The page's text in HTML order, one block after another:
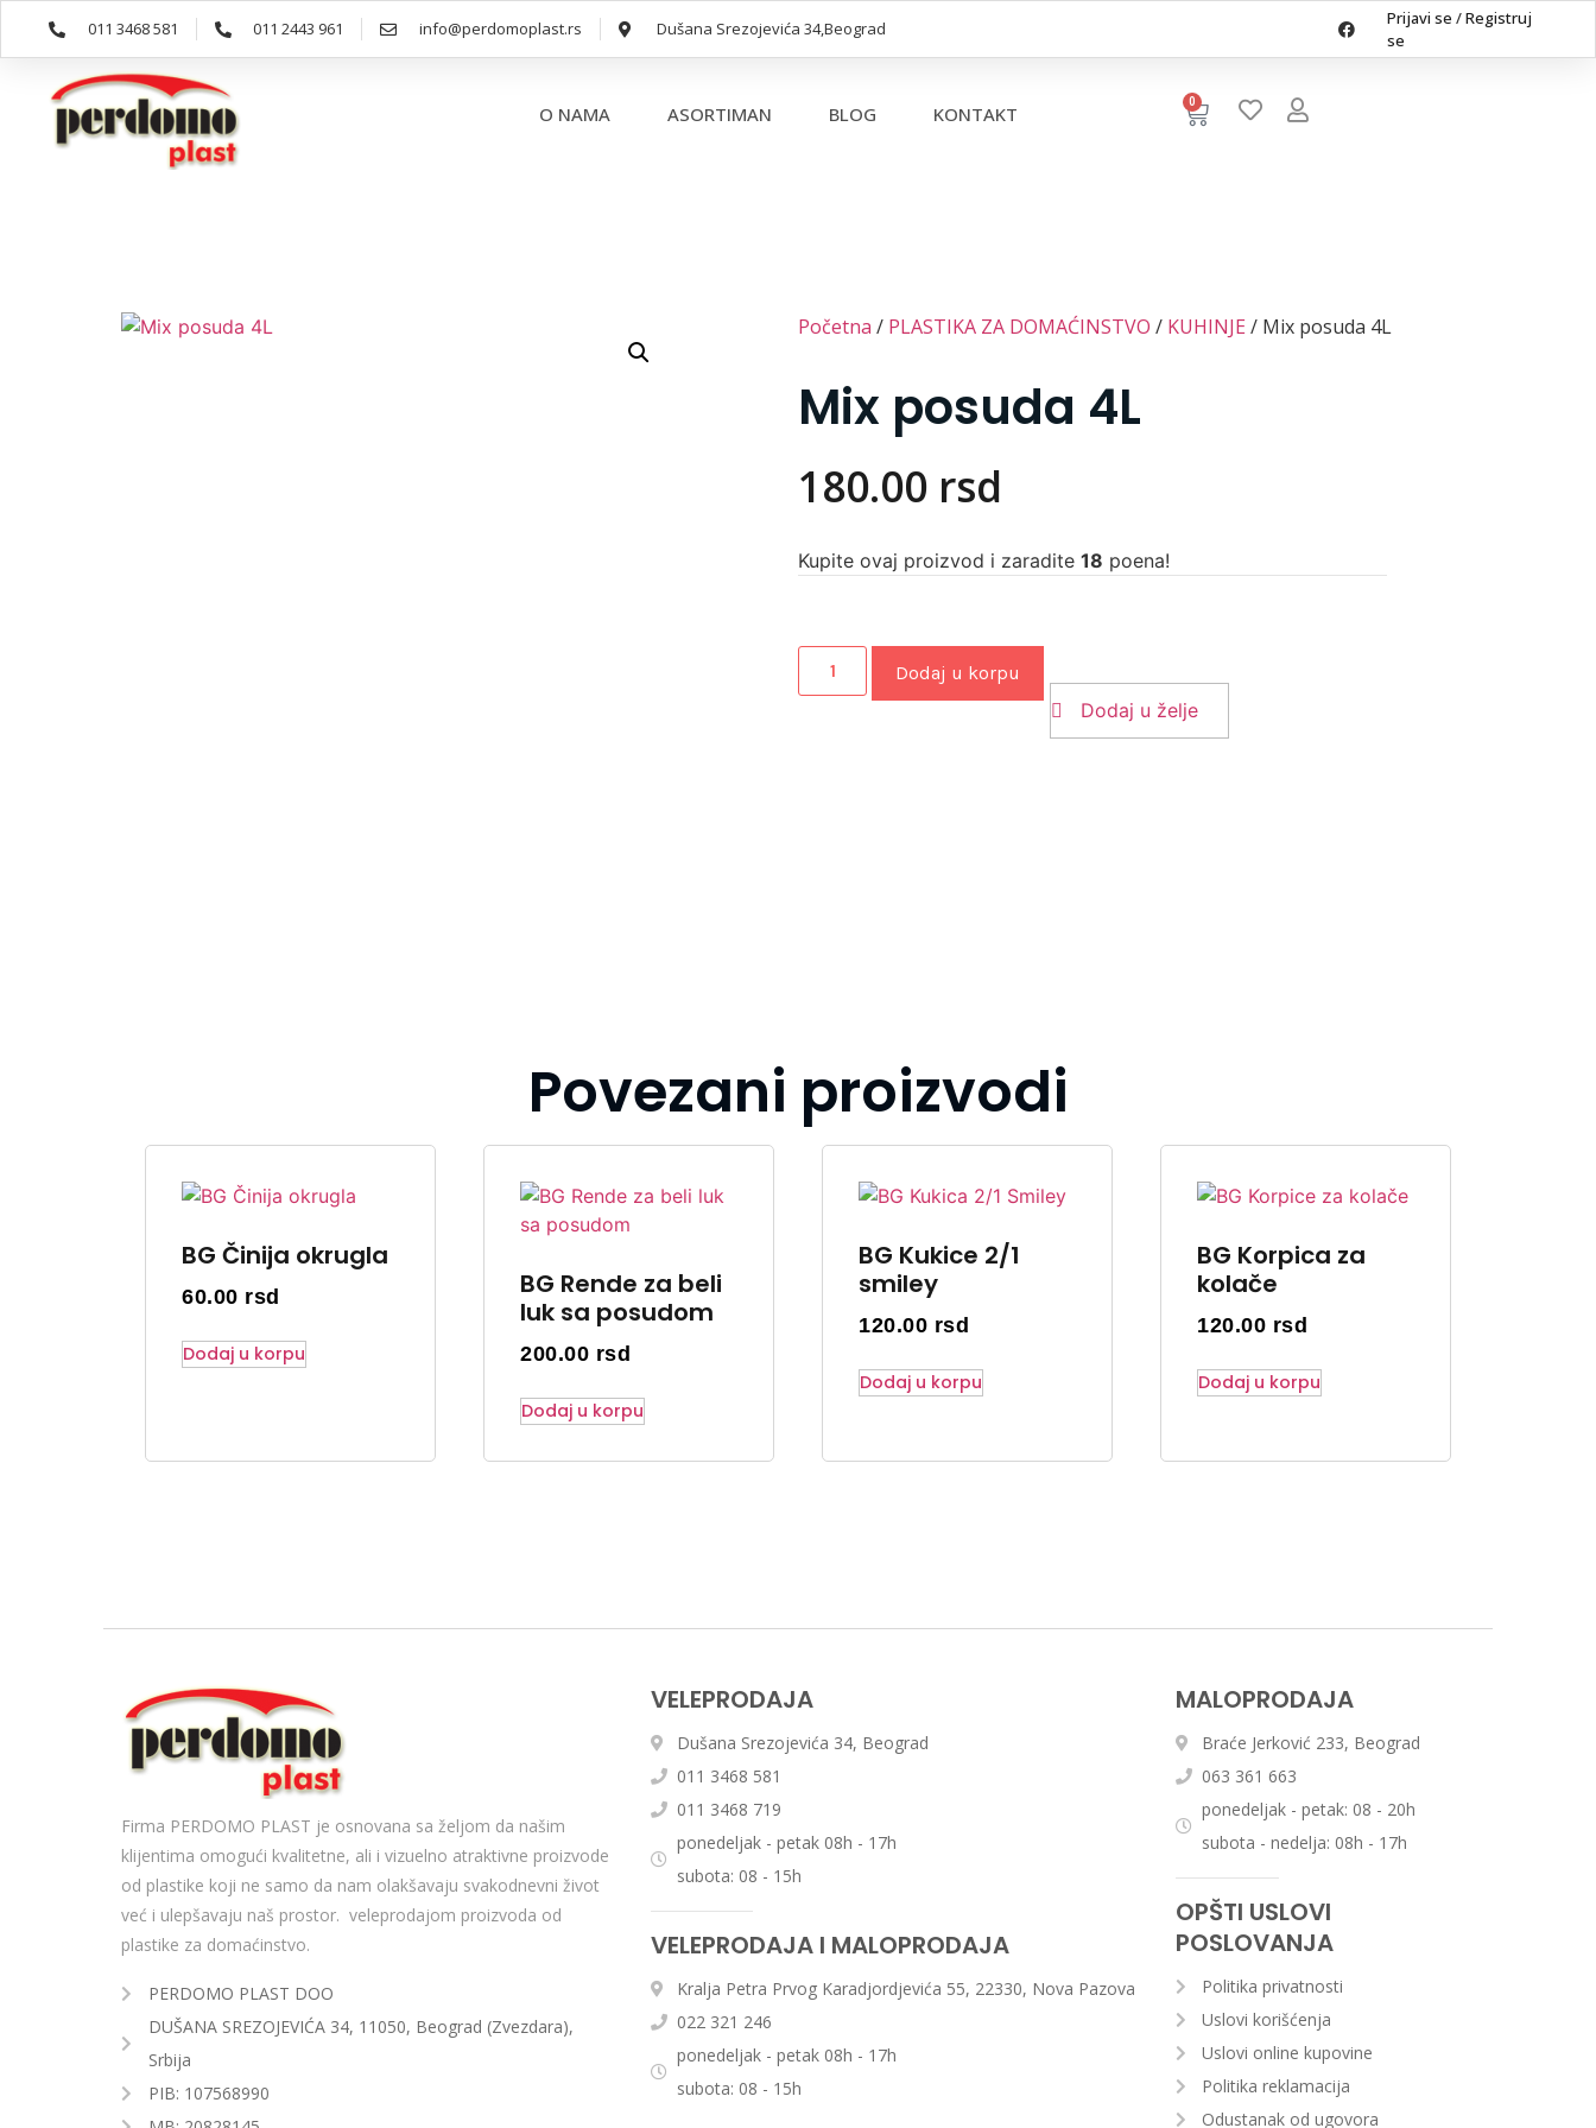
011 3468 581 011 2443 961 info@perdomoplast.rs Dušana Srezojevića 34,Beograd
Prijavi se /Registruj
se
O NAMA ASORTIMAN
Kupatilo
Merdevine
BLOG KONTAKT
0
Početna / PLASTIKA ZA DOMAĆINSTVO / KUHINJE / Mix posuda 4L
Mix posuda 4L
180.00 rsd
Kupite ovaj proizvod i zaradite 18 poena!
Dodaj u korpu
Dodaj u želje
Povezani proizvodi
BG Činija okrugla
60.00 rsd
Dodaj u korpu
BG Rende za beli
luk sa posudom
200.00 rsd
Dodaj u korpu
BG Kukice 2/1
smiley
120.00 rsd
Dodaj u korpu
BG Korpica za
kolače
120.00 rsd
Dodaj u korpu
Firma PERDOMO PLAST je osnovana sa željom da našim
klijentima omogući kvalitetne, ali i vizuelno atraktivne proizvode
od plastike koji ne samo da nam olakšavaju svakodnevni život
već i ulepšavaju naš prostor. veleprodajom proizvoda od
plastike za domaćinstvo.
PERDOMO PLAST DOO
DUŠANA SREZOJEVIĆA 34, 11050, Beograd (Zvezdara),
Srbija
PIB: 107568990
VELEPRODAJA
Dušana Srezojevića 34, Beograd
011 3468 581
011 3468 719
ponedeljak - petak 08h - 17h
subota: 08 - 15h
VELEPRODAJA I MALOPRODAJA
Kralja Petra Prvog Karadjordjevića 55, 22330, Nova Pazova
022 321 246
ponedeljak - petak 08h - 17h
subota: 08 - 15h
MALOPRODAJA
Braće Jerković 233, Beograd
063 361 663
ponedeljak - petak: 08 - 20h
subota - nedelja: 08h - 17h
OPŠTI USLOVI
POSLOVANJA
Politika privatnosti
Uslovi korišćenja
Uslovi online kupovine
Politika reklamacija
Odustanak od ugovora